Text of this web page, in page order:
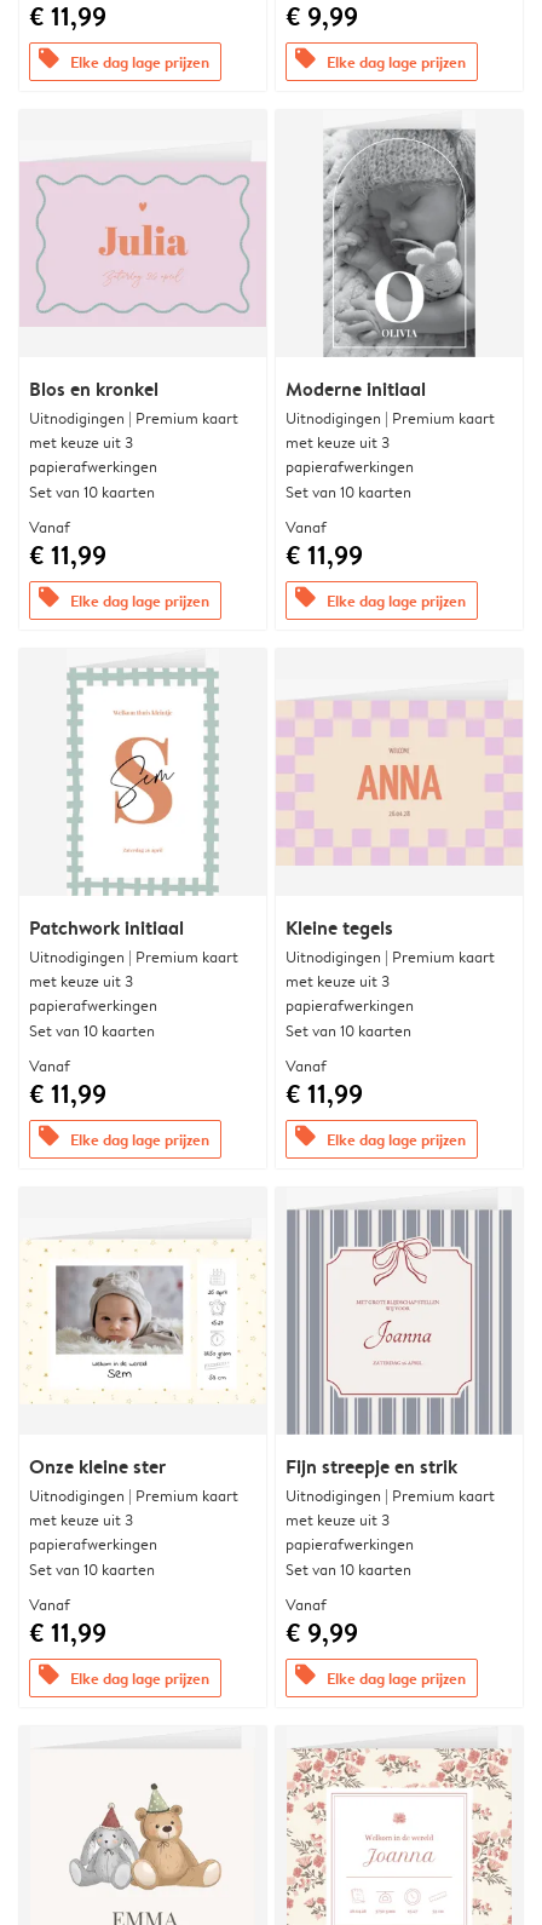
€ 11,99
offers Elke dag lage prijzen
€ 9,99
offers Elke dag lage prijzen
Blos en kronkel
Uitnodigingen | Premium kaart
met keuze uit 3
papierafwerkingen
Set van 10 kaarten
Vanaf
€ 11,99
offers Elke dag lage prijzen
Moderne initiaal
Uitnodigingen | Premium kaart
met keuze uit 3
papierafwerkingen
Set van 10 kaarten
Vanaf
€ 11,99
offers Elke dag lage prijzen
Patchwork initiaal
Uitnodigingen | Premium kaart
met keuze uit 3
papierafwerkingen
Set van 10 kaarten
Vanaf
€ 11,99
offers Elke dag lage prijzen
Kleine tegels
Uitnodigingen | Premium kaart
met keuze uit 3
papierafwerkingen
Set van 10 kaarten
Vanaf
€ 11,99
offers Elke dag lage prijzen
Onze kleine ster
Uitnodigingen | Premium kaart
met keuze uit 3
papierafwerkingen
Set van 10 kaarten
Vanaf
€ 11,99
offers Elke dag lage prijzen
Fijn streepje en strik
Uitnodigingen | Premium kaart
met keuze uit 3
papierafwerkingen
Set van 10 kaarten
Vanaf
€ 9,99
offers Elke dag lage prijzen